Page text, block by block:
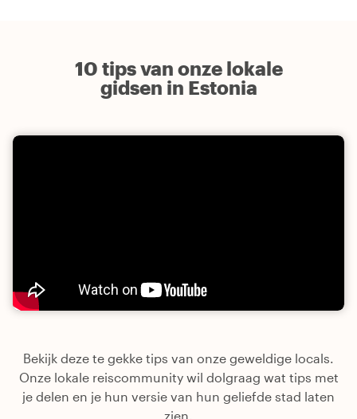
10 tips van onze lokale
gidsen in Estonia
Bekijk deze te gekke tips van onze geweldige locals.
Onze lokale reiscommunity wil dolgraag wat tips met
je delen en je hun versie van hun geliefde stad laten
zien.